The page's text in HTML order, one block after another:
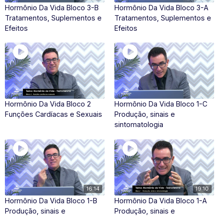
Hormônio Da Vida Bloco 3-B
Tratamentos, Suplementos e
Efeitos
Hormônio Da Vida Bloco 3-A
Tratamentos, Suplementos e
Efeitos
Hormônio Da Vida Bloco 2
Funções Cardíacas e Sexuais
Hormônio Da Vida Bloco 1-C
Produção, sinais e
sintomatologia
16:14
Hormônio Da Vida Bloco 1-B
Produção, sinais e
19:10
Hormônio Da Vida Bloco 1-A
Produção, sinais e